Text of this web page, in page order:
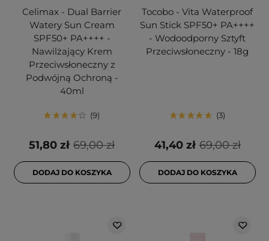
Celimax - Dual Barrier
Watery Sun Cream
SPF50+ PA++++ -
Nawilżający Krem
Przeciwsłoneczny z
Podwójną Ochroną -
40ml
9
69,00 zł
51,80 zł
DODAJ DO KOSZYKA
Tocobo - Vita Waterproof
Sun Stick SPF50+ PA++++
- Wodoodporny Sztyft
Przeciwsłoneczny - 18g
3
69,00 zł
41,40 zł
DODAJ DO KOSZYKA